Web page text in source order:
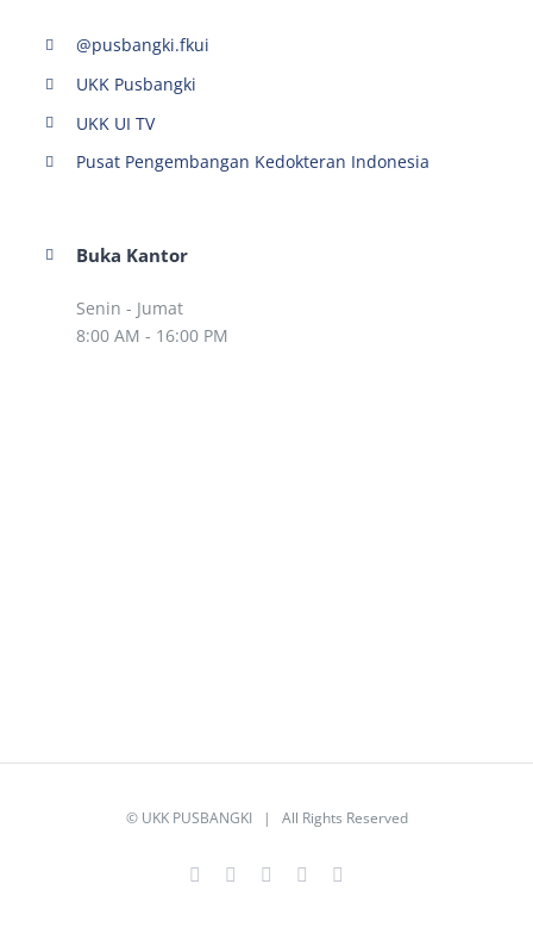
@pusbangki.fkui
UKK Pusbangki
UKK UI TV
Pusat Pengembangan Kedokteran Indonesia
Buka Kantor
Senin - Jumat
8:00 AM - 16:00 PM
© UKK PUSBANGKI | All Rights Reserved
Facebook
TwitterYouTubeInstagram